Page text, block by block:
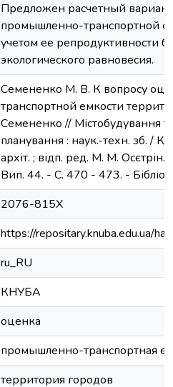
Предложен расчетный
промышленно-транспортной
учетом ее репродуктивности
экологического равновесия.
Семененко М. В. К вопросу
транспортной емкости
Семененко // Містобудування
планування : наук.-техн. зб. /
архіт. ; відп. ред. М. М.
Вип. 44. - С. 470 - 473. -
2076-815Х
https://repositary.knuba.edu.ua/
ru_RU
КНУБА
оценка
промышленно-транспортная
территория городов